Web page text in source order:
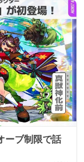
ーブ制限で話